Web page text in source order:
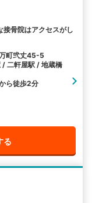
骨院はアクセスがし
町弐丈45-5
/ 二軒屋駅 / 地蔵橋
ら徒歩2分
る